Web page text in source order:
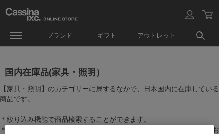
ブランド ギフト アウトレット
国内在庫品(家具・照明）
【家具・照明】のカテゴリーに属するなかで、日本国内に在庫している
商品です。
＊絞り込み機能で商品検索することができます。
＊全店舗で在庫を共有しておりますので、最新の在庫状況についてはお